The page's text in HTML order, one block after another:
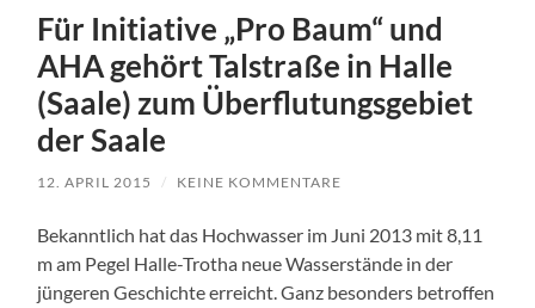
Für Initiative „Pro Baum“ und
AHA gehört Talstraße in Halle
(Saale) zum Überflutungsgebiet
der Saale
12. APRIL 2015 / KEINE KOMMENTARE
Bekanntlich hat das Hochwasser im Juni 2013 mit 8,11
m am Pegel Halle-Trotha neue Wasserstände in der
jüngeren Geschichte erreicht. Ganz besonders betroffen